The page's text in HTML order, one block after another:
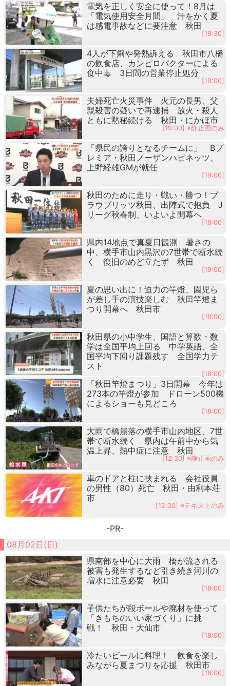
電気を正しく安全に使って！8月は
「電気使用安全月間」 汗をかく夏
は感電事故などに要注意 秋田
[19:30]
4人が下痢や発熱訴える 秋田市八橋
の飲食店、カンピロバクターによる
食中毒 3日間の営業停止処分
[19:00]
夫婦死亡火災事件 火元の長男、父
親殺害の疑いで再逮捕 放火・殺人
ともに黙秘続ける 秋田・にかほ市
[19:00] ※静止画のみ
「県民の誇りとなるチームに」 Bプ
レミア・秋田ノーザンハピネッツ、
上野経雄GMが就任
[19:00]
秋田のために走り・戦い・勝つ！ブ
ラウブリッツ秋田、出陣式で抱負 J
リーグ秋春制、いよいよ開幕へ
[19:00]
県内14地点で真夏日観測 暑さの
中、横手市山内黒沢の7世帯で断水続
く 復旧のめど立たず 秋田
[19:00]
夏の思い出に！迫力の竿燈、園児ら
が差し手の演技楽しむ 秋田竿燈ま
つり開幕へ 秋田市
[18:00]
秋田県の小中学生、国語と算数・数
学は全国平均上回る 中学英語、全
国平均下回り課題残す 全国学力テ
スト
[18:00]
「秋田竿燈まつり」3日開幕 今年は
273本の竿燈が参加 ドローン500機
によるショーも見どころ
[18:00]
大雨で橋崩落の横手市山内地区、7世
帯で断水続く 県内は午前中から気
温上昇、熱中症に注意 秋田
[12:30] ※静止画のみ
車のドアと柱に挟まれる 会社役員
の男性（80）死亡 秋田・由利本荘
市
[12:30] ※テキストのみ
-PR-
08月02日(日)
県南部を中心に大雨 橋が流される
被害も発生するなど引き続き河川の
増水に注意必要 秋田
[18:00]
子供たちが段ボールや廃材を使って
「きもちのいい家づくり」に挑
戦！ 秋田・大仙市
[18:00]
冷たいビールに料理！ 飲食を楽し
みながら夏まつりを応援 秋田市
[18:00]